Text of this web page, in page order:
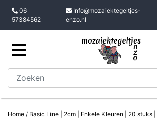
06
57384562
Info@mozaiektegeltjes-
enzo.nl
Home / Basic Line | 2cm | Enkele Kleuren | 20 stuks